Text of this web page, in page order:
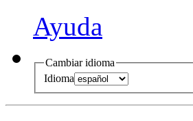
Ayuda
Cambiar idioma
Idioma